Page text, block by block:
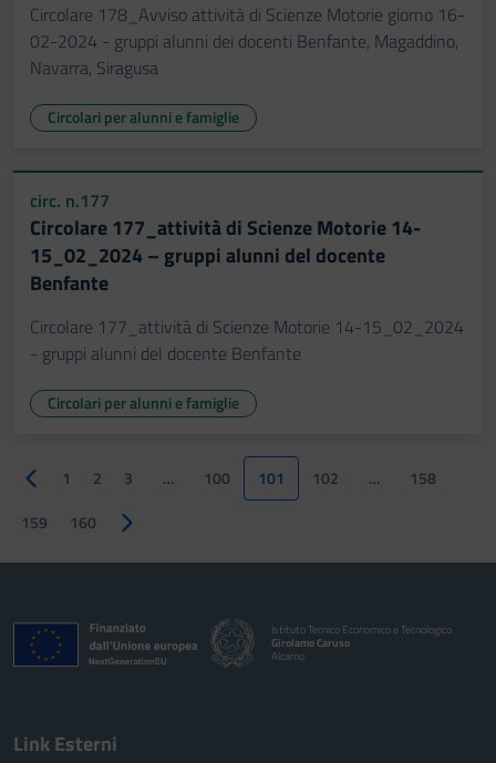
Circolare 178_Avviso attività di Scienze Motorie giorno 16-
02-2024 - gruppi alunni dei docenti Benfante, Magaddino,
Navarra, Siragusa
Circolari per alunni e famiglie
circ. n.177
Circolare 177_attività di Scienze Motorie 14-
15_02_2024 – gruppi alunni del docente
Benfante
Circolare 177_attività di Scienze Motorie 14-15_02_2024
- gruppi alunni del docente Benfante
Circolari per alunni e famiglie
Pagina precedente
1 2 3 … 100 101 102 …
158
159
160 Pagina successiva
Istituto Tecnico Economico e Tecnologico
Girolamo Caruso
Alcamo
Link Esterni